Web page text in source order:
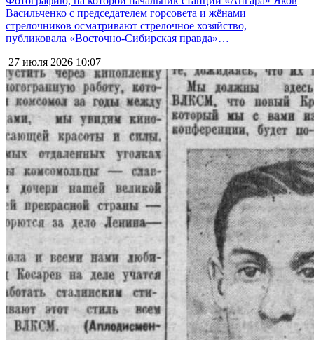
Васильченко с председателем горсовета и жёнами
стрелочников осматривают стрелочное хозяйство,
публиковала «Восточно-Сибирская правда»…
27 июля 2026 10:07